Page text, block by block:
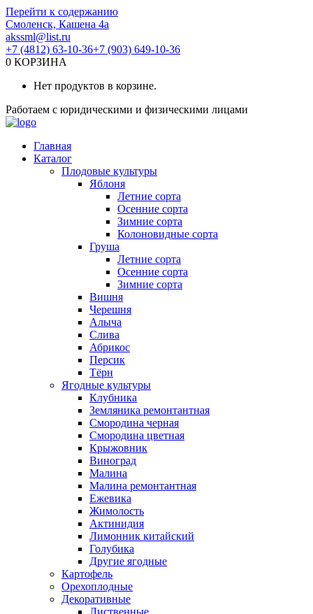
Перейти к содержанию
Смоленск, Кашена 4а
akssml@list.ru
+7 (4812) 63-10-36+7 (903) 649-10-36
0 КОРЗИНА
Нет продуктов в корзине.
Работаем с юридическими и физическими лицами
Главная
Каталог
Плодовые культуры
Яблоня
Летние сорта
Осенние сорта
Зимние сорта
Колоновидные сорта
Груша
Летние сорта
Осенние сорта
Зимние сорта
Вишня
Черешня
Алыча
Слива
Абрикос
Персик
Тёрн
Ягодные культуры
Клубника
Земляника ремонтантная
Смородина черная
Смородина цветная
Крыжовник
Виноград
Малина
Малина ремонтантная
Ежевика
Жимолость
Актинидия
Лимонник китайский
Голубика
Другие ягодные
Картофель
Орехоплодные
Декоративные
Лиственные